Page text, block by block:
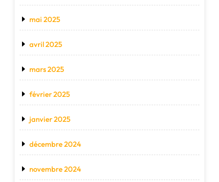
mai 2025
avril 2025
mars 2025
février 2025
janvier 2025
décembre 2024
novembre 2024